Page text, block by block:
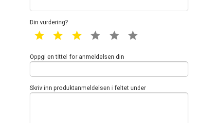
Din vurdering?
1 star 2 star 3 star 4 star 5 star
Oppgi en tittel for anmeldelsen din
Skriv inn produktanmeldelsen i feltet under